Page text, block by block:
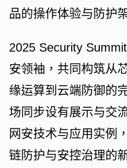
品的操作体验与防护
2025 Security
安领袖，共同构筑从
缘运算到云端防御的
场同步设有展示与交
网安技术与应用实例
链防护与安控治理的